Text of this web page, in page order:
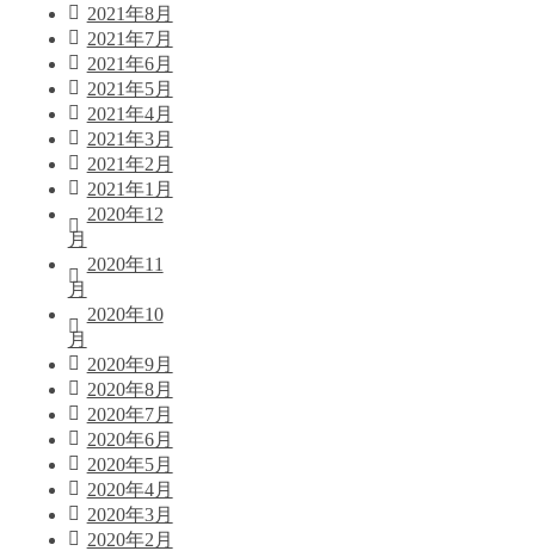
2021年8月
2021年7月
2021年6月
2021年5月
2021年4月
2021年3月
2021年2月
2021年1月
2020年12
月
2020年11
月
2020年10
月
2020年9月
2020年8月
2020年7月
2020年6月
2020年5月
2020年4月
2020年3月
2020年2月